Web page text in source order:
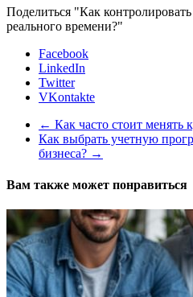
Поделиться "Как
реального времени?"
Facebook
LinkedIn
Twitter
VKontakte
← Как часто стоит менять
Как выбрать учетную
бизнеса? →
Вам также может понравиться